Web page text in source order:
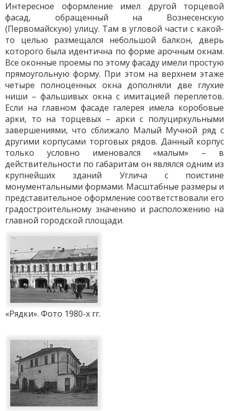
Интересное оформление имел другой торцевой
фасад, обращенный на Вознесенскую
(Первомайскую) улицу. Там в угловой части с какой-
то целью размещался небольшой балкон, дверь
которого была идентична по форме арочным окнам.
Все оконные проемы по этому фасаду имели простую
прямоугольную форму. При этом на верхнем этаже
четыре полноценных окна дополняли две глухие
ниши – фальшивых окна с имитацией переплетов.
Если на главном фасаде галерея имела коробовые
арки, то на торцевых – арки с полуциркульными
завершениями, что сближало Малый Мучной ряд с
другими корпусами торговых рядов. Данный корпус
только условно именовался «малым» – в
действительности по габаритам он являлся одним из
крупнейших зданий Углича с поистине
монументальными формами. Масштабные размеры и
представительное оформление соответствовали его
градостроительному значению и расположению на
главной городской площади.
«Рядки». Фото 1980-х гг.